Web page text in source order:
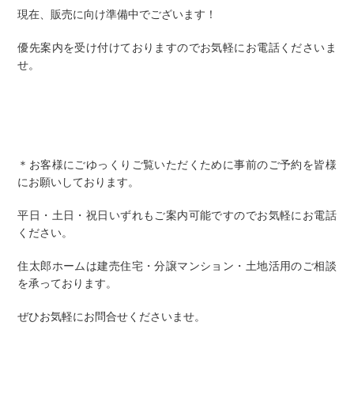
現在、販売に向け準備中でございます！
優先案内を受け付けておりますのでお気軽にお電話くださいま
せ。
＊お客様にごゆっくりご覧いただくために事前のご予約を皆様
にお願いしております。
平日・土日・祝日いずれもご案内可能ですのでお気軽にお電話
ください。
住太郎ホームは建売住宅・分譲マンション・土地活用のご相談
を承っております。
ぜひお気軽にお問合せくださいませ。